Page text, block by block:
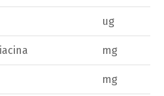
ug
mg
mg